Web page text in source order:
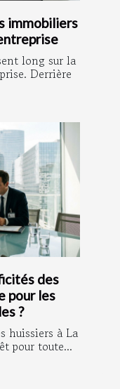
immobiliers
long sur la
Derrière
des
pour les
?
huissiers à La
pour toute...